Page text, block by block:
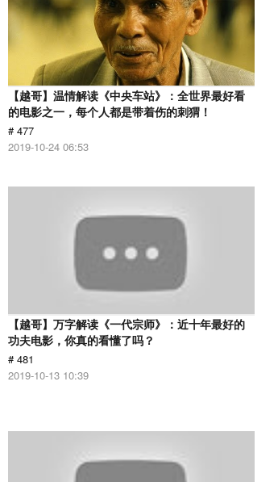
【越哥】温情解读《中央车站》：全世界最好看
的电影之一，每个人都是带着伤的刺猬！
# 477
2019-10-24 06:53
【越哥】万字解读《一代宗师》：近十年最好的
功夫电影，你真的看懂了吗？
# 481
2019-10-13 10:39